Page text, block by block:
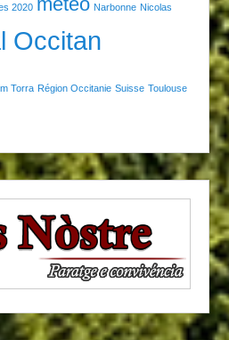
2020 Narbonne Nicolas
Occitan
Torra Région Occitanie Suisse Toulouse